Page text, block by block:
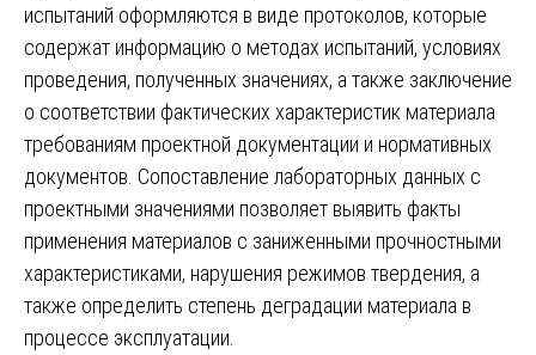
испытаний оформляются в виде протоколов, которые
содержат информацию о методах испытаний, условиях
проведения, полученных значениях, а также заключение
о соответствии фактических характеристик материала
требованиям проектной документации и нормативных
документов. Сопоставление лабораторных данных с
проектными значениями позволяет выявить факты
применения материалов с заниженными прочностными
характеристиками, нарушения режимов твердения, а
также определить степень деградации материала в
процессе эксплуатации.